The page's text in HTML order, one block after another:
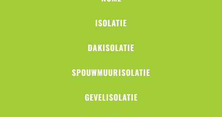
ISOLATIE
DAKISOLATIE
SPOUWMUURISOLATIE
GEVELISOLATIE